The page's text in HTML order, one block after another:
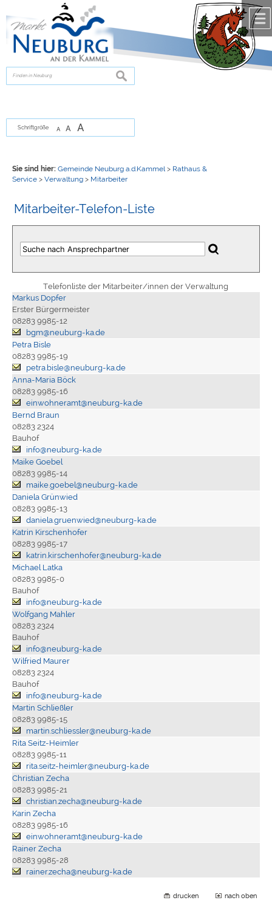
zur Navigationoder
springen.
suchen
Schriftgröße A A A
Sie sind hier: Gemeinde Neuburg a.d.Kammel > Rathaus &
Service> Verwaltung> Mitarbeiter
Mitarbeiter-Telefon-Liste
Telefonliste der Mitarbeiter/innen der Verwaltung
Markus Dopfer
Erster Bürgermeister
08283 9985-12
bgm@neuburg-ka.de
Petra Bisle
08283 9985-19
petra.bisle@neuburg-ka.de
Anna-Maria Böck
08283 9985-16
einwohneramt@neuburg-ka.de
Bernd Braun
08283 2324
Bauhof
info@neuburg-ka.de
Maike Goebel
08283 9985-14
maike.goebel@neuburg-ka.de
Daniela Grünwied
08283 9985-13
daniela.gruenwied@neuburg-ka.de
Katrin Kirschenhofer
08283 9985-17
katrin.kirschenhofer@neuburg-ka.de
Michael Latka
08283 9985-0
Bauhof
info@neuburg-ka.de
Wolfgang Mahler
08283 2324
Bauhof
info@neuburg-ka.de
Wilfried Maurer
08283 2324
Bauhof
info@neuburg-ka.de
Martin Schließler
08283 9985-15
martin.schliessler@neuburg-ka.de
Rita Seitz-Heimler
08283 9985-11
rita.seitz-heimler@neuburg-ka.de
Christian Zecha
08283 9985-21
christian.zecha@neuburg-ka.de
Karin Zecha
08283 9985-16
einwohneramt@neuburg-ka.de
Rainer Zecha
08283 9985-28
rainer.zecha@neuburg-ka.de
drucken nach oben